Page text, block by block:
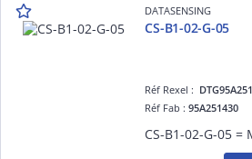
DATASENSING
CS-B1-02-G-05
Réf Rexel :
Réf Fab :95A251430